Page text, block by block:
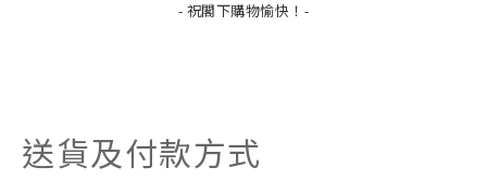
- 祝閣下購物愉快！-
送貨及付款方式